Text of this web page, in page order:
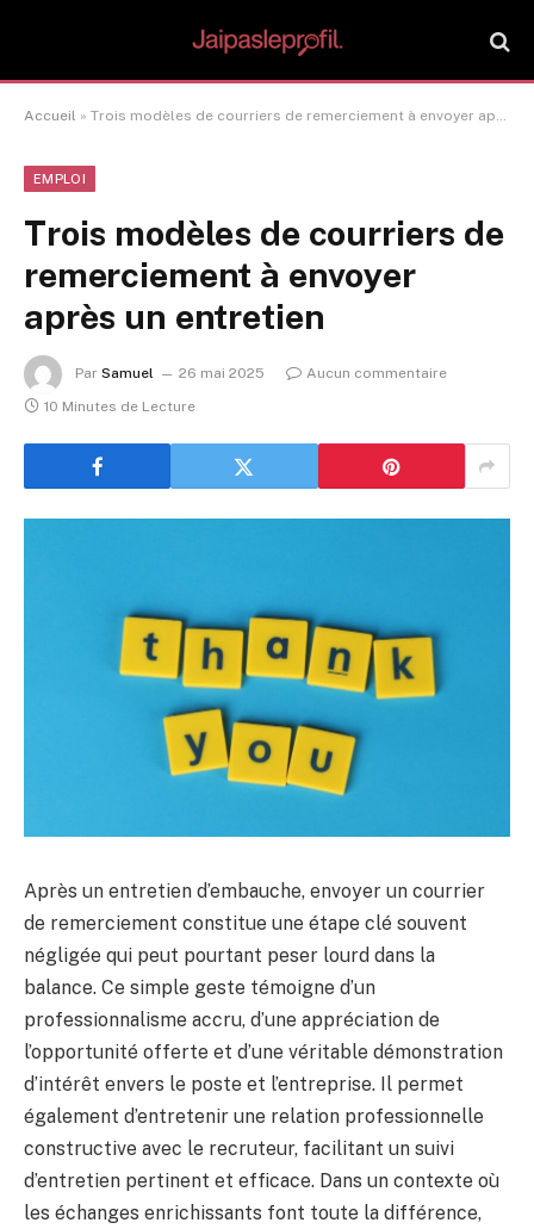
Accueil » Trois modèles de courriers de remerciement à envoyer après un entretien
EMPLOI
Trois modèles de courriers de
remerciement à envoyer
après un entretien
Par Samuel 26 mai 2025
Aucun commentaire
10 Minutes de Lecture
Après un entretien d’embauche, envoyer un courrier
de remerciement constitue une étape clé souvent
négligée qui peut pourtant peser lourd dans la
balance. Ce simple geste témoigne d’un
professionnalisme accru, d’une appréciation de
l’opportunité offerte et d’une véritable démonstration
d’intérêt envers le poste et l’entreprise. Il permet
également d’entretenir une relation professionnelle
constructive avec le recruteur, facilitant un suivi
d’entretien pertinent et efficace. Dans un contexte où
les échanges enrichissants font toute la différence,